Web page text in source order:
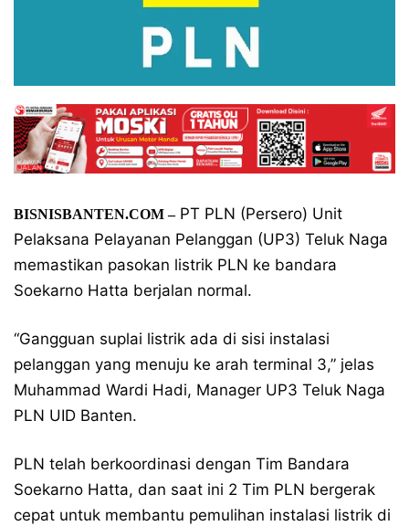
BISNISBANTEN.COM –PT PLN (Persero) Unit
Pelaksana Pelayanan Pelanggan (UP3) Teluk Naga
memastikan pasokan listrik PLN ke bandara
Soekarno Hatta berjalan normal.
“Gangguan suplai listrik ada di sisi instalasi
pelanggan yang menuju ke arah terminal 3,” jelas
Muhammad Wardi Hadi, Manager UP3 Teluk Naga
PLN UID Banten.
PLN telah berkoordinasi dengan Tim Bandara
Soekarno Hatta, dan saat ini 2 Tim PLN bergerak
cepat untuk membantu pemulihan instalasi listrik di